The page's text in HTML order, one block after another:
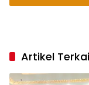
Artikel